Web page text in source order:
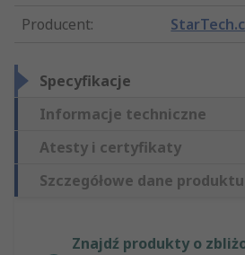
Producent:
Specyfikacje
Informacje techniczne
Atesty i certyfikaty
Szczegółowe dane produktu
Znajdź produkty o